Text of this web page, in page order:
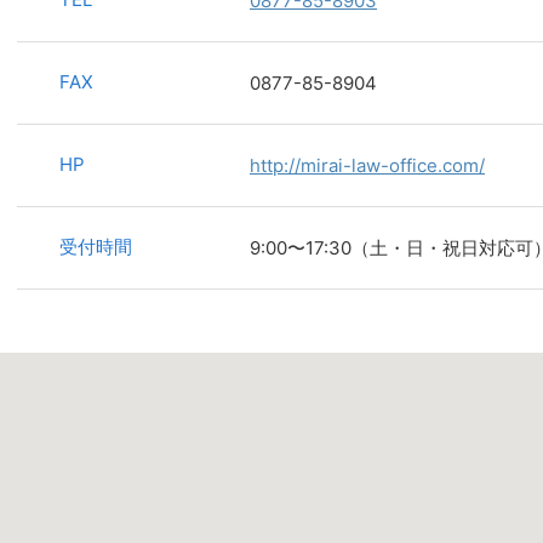
FAX 0877-85-8904
HP http://mirai-law-office.com/
受付時間 9:00〜17:30（土・日・祝日対応可